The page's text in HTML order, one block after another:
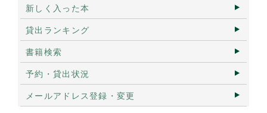
新しく入った本
貸出ランキング
書籍検索
予約・貸出状況
メールアドレス登録・変更